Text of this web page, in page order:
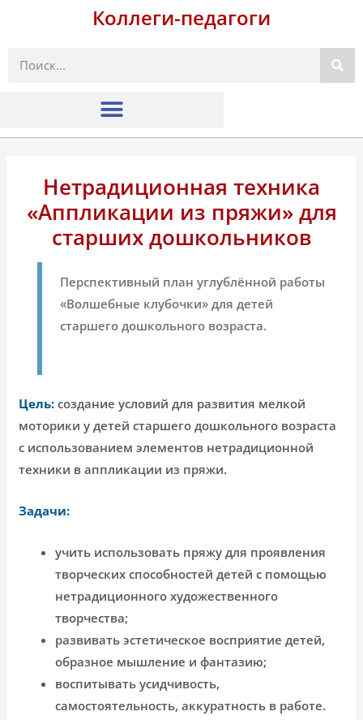
Коллеги-педагоги
Поиск
Нетрадиционная техника
«Аппликации из пряжи» для
старших дошкольников
Перспективный план углублённой работы
«Волшебные клубочки» для детей
старшего дошкольного возраста.
Цель:создание условий для развития мелкой
моторики у детей старшего дошкольного возраста
с использованием элементов нетрадиционной
техники в аппликации из пряжи.
Задачи:
учить использовать пряжу для проявления
творческих способностей детей с помощью
нетрадиционного художественного
творчества;
развивать эстетическое восприятие детей,
образное мышление и фантазию;
воспитывать усидчивость,
самостоятельность, аккуратность в работе.